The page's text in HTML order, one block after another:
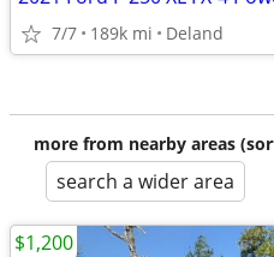
7/7 189k mi Deland
more from nearby areas
search a wider area
$1,200